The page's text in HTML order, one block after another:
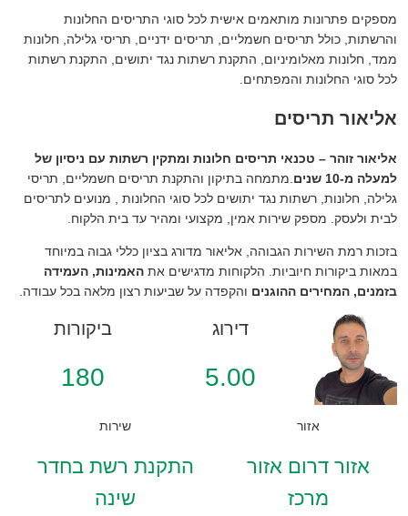
מספקים פתרונות מותאמים אישית לכל סוגי התריסים החלונות
והרשתות, כולל תריסים חשמליים, תריסים ידניים, תריסי גלילה, חלונות
ממד, חלונות מאלומיניום, התקנת רשתות נגד יתושים, התקנת רשתות
לכל סוגי החלונות והמפתחים.
אליאור תריסים
אליאור זוהר – טכנאי תריסים חלונות ומתקין רשתות עם ניסיון של
למעלה מ-10 שנים
.מתמחה בתיקון והתקנת תריסים חשמליים, תריסי
גלילה, חלונות, רשתות נגד יתושים לכל סוגי החלונות , מנועים לתריסים
לבית ולעסק. מספק שירות אמין, מקצועי ומהיר עד בית הלקוח.
בזכות רמת השירות הגבוהה, אליאור מדורג בציון כללי גבוה במיוחד
במאות ביקורות חיוביות. הלקוחות מדגישים את האמינות, העמידה
בזמנים, המחירים ההוגנים והקפדה על שביעות רצון מלאה בכל עבודה.
דירוג
5.00
ביקורות
180
אזור
אזור דרום אזור
מרכז
שירות
התקנת רשת בחדר
שינה